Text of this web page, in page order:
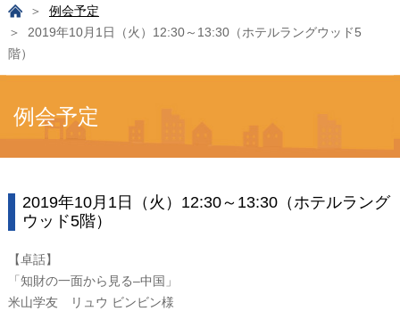
例会予定
2019年10月1日（火）12:30～13:30（ホテルラングウッド5
階）
例会予定
2019年10月1日（火）12:30～13:30（ホテルラング
ウッド5階）
【卓話】
「知財の一面から見る–中国」
米山学友 リュウ ビンビン様